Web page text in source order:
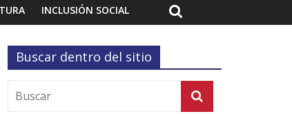
INCLUSIÓN SOCIAL
Buscar dentro del sitio